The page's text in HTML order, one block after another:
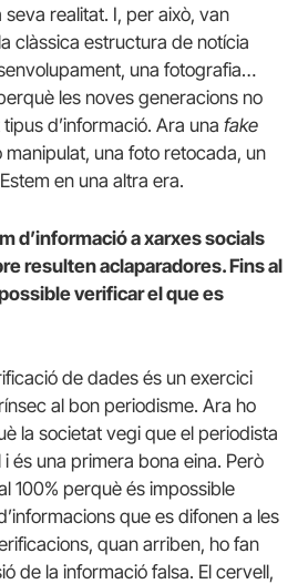
realitat. I, per això, van
clàssica estructura de notícia
una fotografia…
les noves generacions no
d’informació. Ara una fake
una foto retocada, un
en una altra era.
d’informació a xarxes socials
resulten aclaparadores. Fins al
verificar el que es
de dades és un exercici
al bon periodisme. Ara ho
la societat vegi que el periodista
és una primera bona eina. Però
100% perquè és impossible
que es difonen a les
quan arriben, ho fan
de la informació falsa. El cervell,